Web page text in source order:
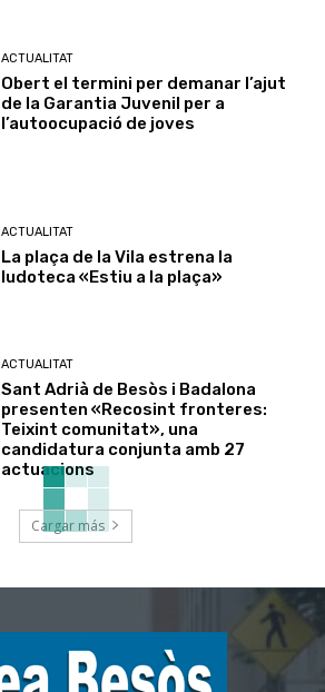
ACTUALITAT
Obert el termini per demanar l’ajut
de la Garantia Juvenil per a
l’autoocupació de joves
ACTUALITAT
La plaça de la Vila estrena la
ludoteca «Estiu a la plaça»
ACTUALITAT
Sant Adrià de Besòs i Badalona
presenten «Recosint fronteres:
Teixint comunitat», una
candidatura conjunta amb 27
actuacions
Cargar más